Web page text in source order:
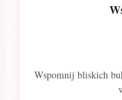
Wspomnij bliskich